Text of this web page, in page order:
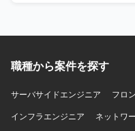
Dockerを利用いたします
いてパイプラインを構築
題を整理し、自走して開
いたします。 チーム開発
ます。 【ポジションの魅力】 ChatGPT Skillsを活用した社
内向けWebアプリケーシ
職種から案件を探す
サーバサイドエンジニア
フロ
インフラエンジニア
ネットワ